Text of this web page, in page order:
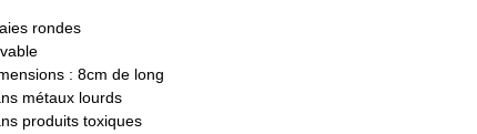
rondes
: 8cm de long
métaux lourds
produits toxiques